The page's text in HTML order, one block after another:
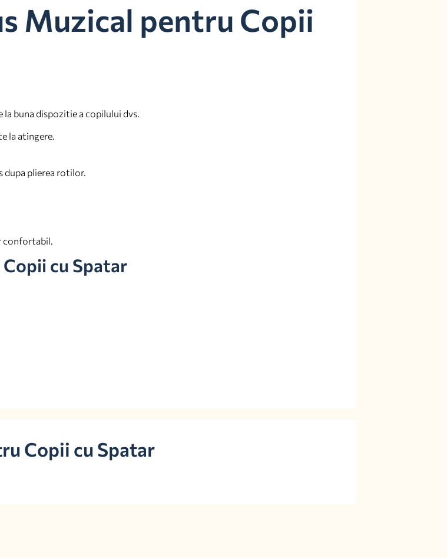
Muzical pentru Copii
buna dispozitie a copilului dvs.
la atingere.
dupa plierea rotilor.
confortabil.
cu Spatar
Copii cu Spatar